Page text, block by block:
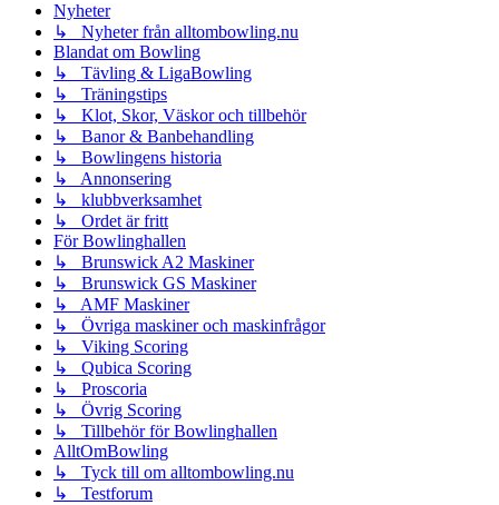
Nyheter
↳ Nyheter från alltombowling.nu
Blandat om Bowling
↳ Tävling & LigaBowling
↳ Träningstips
↳ Klot, Skor, Väskor och tillbehör
↳ Banor & Banbehandling
↳ Bowlingens historia
↳ Annonsering
↳ klubbverksamhet
↳ Ordet är fritt
För Bowlinghallen
↳ Brunswick A2 Maskiner
↳ Brunswick GS Maskiner
↳ AMF Maskiner
↳ Övriga maskiner och maskinfrågor
↳ Viking Scoring
↳ Qubica Scoring
↳ Proscoria
↳ Övrig Scoring
↳ Tillbehör för Bowlinghallen
AlltOmBowling
↳ Tyck till om alltombowling.nu
↳ Testforum